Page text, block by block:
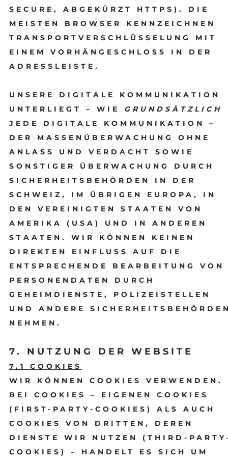
SECURE, ABGEKÜRZT HTTPS). DIE
MEISTEN BROWSER KENNZEICHNEN
TRANSPORTVERSCHLÜSSELUNG MIT
EINEM VORHÄNGESCHLOSS IN DER
ADRESSLEISTE.
UNSERE DIGITALE KOMMUNIKATION
UNTERLIEGT – WIE GRUNDSÄTZLICH
JEDE DIGITALE KOMMUNIKATION –
DER MASSENÜBERWACHUNG OHNE
ANLASS UND VERDACHT SOWIE
SONSTIGER ÜBERWACHUNG DURCH
SICHERHEITSBEHÖRDEN IN DER
SCHWEIZ, IM ÜBRIGEN EUROPA, IN
DEN VEREINIGTEN STAATEN VON
AMERIKA (USA) UND IN ANDEREN
STAATEN. WIR KÖNNEN KEINEN
DIREKTEN EINFLUSS AUF DIE
ENTSPRECHENDE BEARBEITUNG VON
PERSONENDATEN DURCH
GEHEIMDIENSTE, POLIZEISTELLEN
UND ANDERE
NEHMEN.
7. NUTZUNG DER WEBSITE
7.1 COOKIES
WIR KÖNNEN COOKIES VERWENDEN.
BEI COOKIES – EIGENEN COOKIES
(FIRST-PARTY-COOKIES) ALS AUCH
COOKIES VON DRITTEN, DEREN
DIENSTE WIR NUTZEN (THIRD-
COOKIES) – HANDELT ES SICH UM